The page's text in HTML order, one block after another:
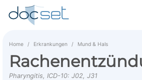
Home Erkrankungen Mund & Hals
Pharyngitis, ICD-10: J02, J31